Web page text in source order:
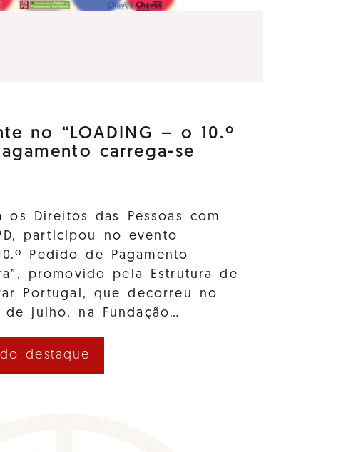
no “LOADING – o 10.º
carrega-se
os Direitos das Pessoas com
participou no evento
Pedido de Pagamento
promovido pela Estrutura de
Portugal, que decorreu no
de julho, na Fundação…
destaque